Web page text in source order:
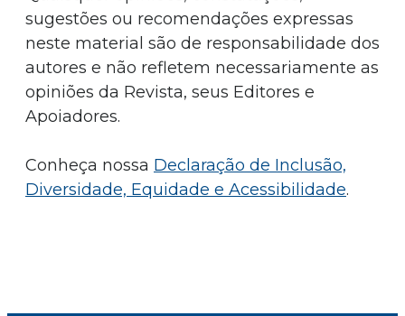
sugestões ou recomendações expressas
neste material são de responsabilidade dos
autores e não refletem necessariamente as
opiniões da Revista, seus Editores e
Apoiadores.
Conheça nossa Declaração de Inclusão,
Diversidade, Equidade e Acessibilidade.